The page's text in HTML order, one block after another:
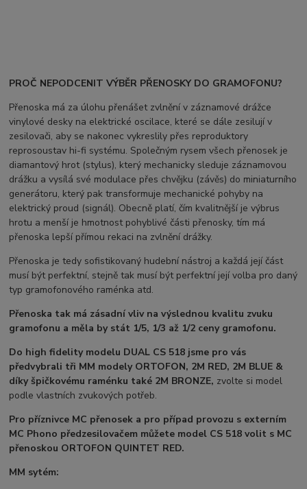
PROČ NEPODCENIT VÝBĚR PŘENOSKY DO GRAMOFONU?
Přenoska má za úlohu přenášet zvlnění v záznamové drážce
vinylové desky na elektrické oscilace, které se dále zesilují v
zesilovači, aby se nakonec vykreslily přes reproduktory
reprosoustav hi-fi systému. Společným rysem všech přenosek je
diamantový hrot (stylus), který mechanicky sleduje záznamovou
drážku a vysílá své modulace přes chvějku (závěs) do miniaturního
generátoru, který pak transformuje mechanické pohyby na
elektrický proud (signál). Obecně platí, čím kvalitnější je výbrus
hrotu a menší je hmotnost pohyblivé části přenosky, tím má
přenoska lepší přímou rekaci na zvlnění drážky.
Přenoska je tedy sofistikovaný hudební nástroj a každá její část
musí být perfektní, stejně tak musí být perfektní její volba pro daný
typ gramofonového raménka atd.
Přenoska tak má zásadní vliv na výslednou kvalitu zvuku
gramofonu a měla by stát 1/5, 1/3 až 1/2 ceny gramofonu.
Do high fidelity modelu DUAL CS 518 jsme pro vás
předvybrali tři MM modely ORTOFON, 2M RED, 2M BLUE &
díky špičkovému raménku také 2M BRONZE, zvolte si model
podle vlastních zvukových potřeb.
Pro příznivce MC přenosek a pro případ provozu s externím
MC Phono předzesilovačem můžete model CS 518 volit s MC
přenoskou ORTOFON QUINTET RED.
MM sytém: